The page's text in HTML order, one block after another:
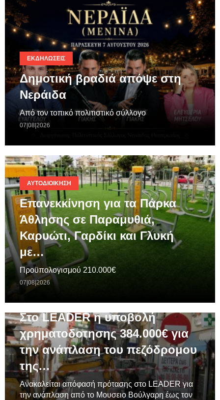
ΕΚΔΗΛΏΣΕΙΣ
Δημοτική βραδιά απόψε στη
Νεράιδα
Από τον τοπικό πολιτιστικό σύλλογο
07|08|2026
ΑΥΤΟΔΙΟΊΚΗΣΗ
Επανεκκίνηση για τα Πάρκα
Άθλησης σε Παραμυθιά,
Καρυώτι, Γαρδίκι και Γλυκή
με…
Προϋπολογισμού 210.000€
07|08|2026
Στο LEADER η υποβολή
χρηματοδοτησης 384.000€ για
την ανάπλαση του πεζόδρομου
της…
Ανακαλείται απόφασή πρότασης στο LEADER για
την ανάπλαση από το Μουσειο Βούλγαρη έως τον